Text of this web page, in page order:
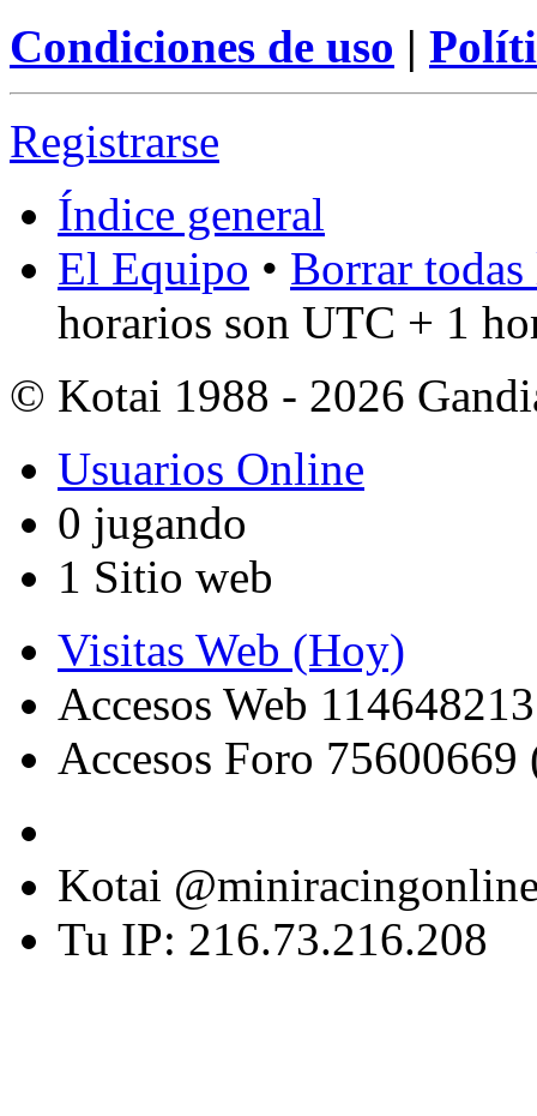
Condiciones de uso |
Registrarse
Índice general
El Equipo • Borrar
horarios son UTC + 1
© Kotai 1988 - 2026
Usuarios Online
0 jugando
1 Sitio web
Visitas Web (Hoy)
Accesos Web
Accesos Foro 75600669
Kotai
Tu IP: 216.73.216.208